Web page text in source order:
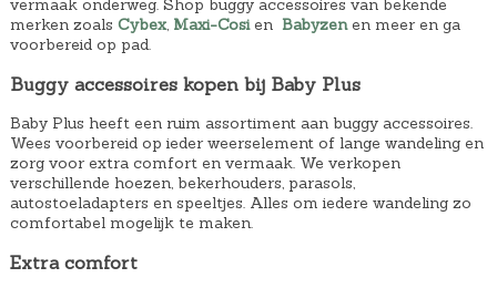
vermaak onderweg. Shop buggy accessoires van bekende
merken zoals Cybex, Maxi-Cosien Babyzenen meer en ga
voorbereid op pad.
Buggy accessoires kopen bij Baby Plus
Baby Plus heeft een ruim assortiment aan buggy accessoires.
Wees voorbereid op ieder weerselement of lange wandeling en
zorg voor extra comfort en vermaak. We verkopen
verschillende hoezen, bekerhouders, parasols,
autostoeladapters en speeltjes. Alles om iedere wandeling zo
comfortabel mogelijk te maken.
Extra comfort